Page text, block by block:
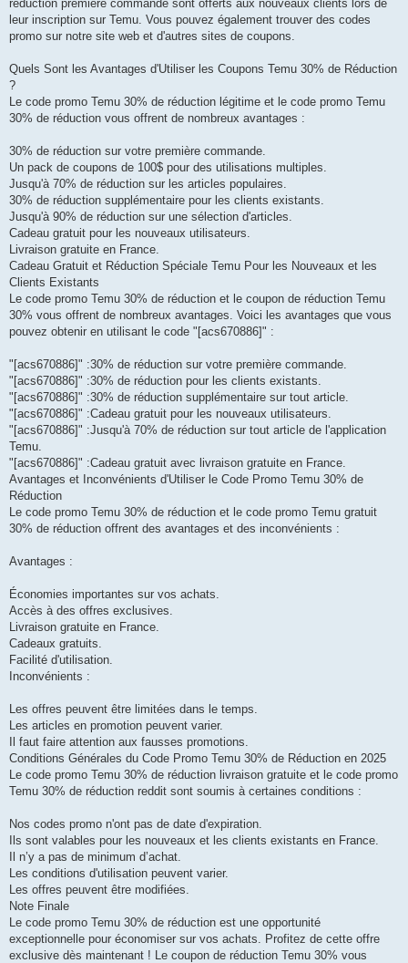
réduction première commande sont offerts aux nouveaux clients lors de
leur inscription sur Temu. Vous pouvez également trouver des codes
promo sur notre site web et d'autres sites de coupons.
Quels Sont les Avantages d'Utiliser les Coupons Temu 30% de Réduction
?
Le code promo Temu 30% de réduction légitime et le code promo Temu
30% de réduction vous offrent de nombreux avantages :
30% de réduction sur votre première commande.
Un pack de coupons de 100$ pour des utilisations multiples.
Jusqu'à 70% de réduction sur les articles populaires.
30% de réduction supplémentaire pour les clients existants.
Jusqu'à 90% de réduction sur une sélection d'articles.
Cadeau gratuit pour les nouveaux utilisateurs.
Livraison gratuite en France.
Cadeau Gratuit et Réduction Spéciale Temu Pour les Nouveaux et les
Clients Existants
Le code promo Temu 30% de réduction et le coupon de réduction Temu
30% vous offrent de nombreux avantages. Voici les avantages que vous
pouvez obtenir en utilisant le code "[acs670886]" :
"[acs670886]" :30% de réduction sur votre première commande.
"[acs670886]" :30% de réduction pour les clients existants.
"[acs670886]" :30% de réduction supplémentaire sur tout article.
"[acs670886]" :Cadeau gratuit pour les nouveaux utilisateurs.
"[acs670886]" :Jusqu'à 70% de réduction sur tout article de l'application
Temu.
"[acs670886]" :Cadeau gratuit avec livraison gratuite en France.
Avantages et Inconvénients d'Utiliser le Code Promo Temu 30% de
Réduction
Le code promo Temu 30% de réduction et le code promo Temu gratuit
30% de réduction offrent des avantages et des inconvénients :
Avantages :
Économies importantes sur vos achats.
Accès à des offres exclusives.
Livraison gratuite en France.
Cadeaux gratuits.
Facilité d'utilisation.
Inconvénients :
Les offres peuvent être limitées dans le temps.
Les articles en promotion peuvent varier.
Il faut faire attention aux fausses promotions.
Conditions Générales du Code Promo Temu 30% de Réduction en 2025
Le code promo Temu 30% de réduction livraison gratuite et le code promo
Temu 30% de réduction reddit sont soumis à certaines conditions :
Nos codes promo n'ont pas de date d'expiration.
Ils sont valables pour les nouveaux et les clients existants en France.
Il n’y a pas de minimum d’achat.
Les conditions d'utilisation peuvent varier.
Les offres peuvent être modifiées.
Note Finale
Le code promo Temu 30% de réduction est une opportunité
exceptionnelle pour économiser sur vos achats. Profitez de cette offre
exclusive dès maintenant ! Le coupon de réduction Temu 30% vous